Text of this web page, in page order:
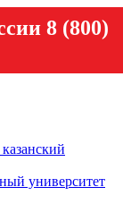
8 (800)
казанский
университет